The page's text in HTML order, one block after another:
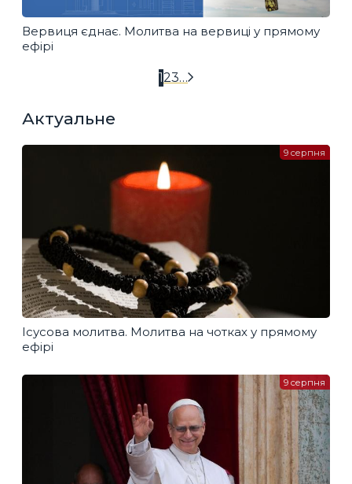
Вервиця єднає. Молитва на вервиці у прямому
ефірі
123…
Актуальне
Ісусова молитва. Молитва на чотках у прямому
ефірі
9 серпня
9 серпня